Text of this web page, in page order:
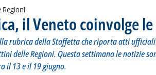
Regioni
il Veneto coinvolge
rubrica della Staffetta che riporta atti
delle Regioni. Questa settimana le notizie
il 13 e il 19 giugno.